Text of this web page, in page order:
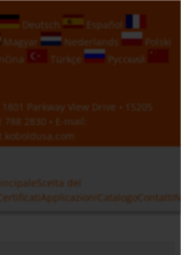
Deutsch
Español
Magyar Nederlands
Polski
Türkçe
Русский
Parkway View Drive • 15205
788 2830 • E-mail:
koboldusa.com
Scelta del
Applicazioni CatalogoContatti